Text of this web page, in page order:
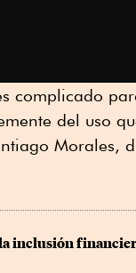
complicado
del uso
Morales,
inclusión